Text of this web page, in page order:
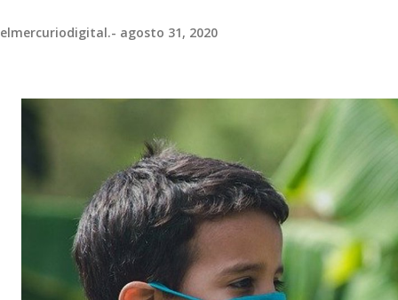
elmercuriodigital.- agosto 31, 2020